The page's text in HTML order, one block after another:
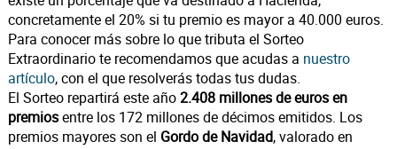
concretamente el 20% si tu premio es mayor a 40.000 euros.
Para conocer más sobre lo que tributa el Sorteo
Extraordinario te recomendamos que acudas a nuestro
artículo, con el que resolverás todas tus dudas.
El Sorteo repartirá este año2.408 millones de euros en
premiosentre los 172 millones de décimos emitidos. Los
premios mayores son el Gordo de Navidad, valorado en